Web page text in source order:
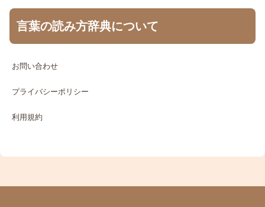
言葉の読み方辞典について
お問い合わせ
プライバシーポリシー
利用規約